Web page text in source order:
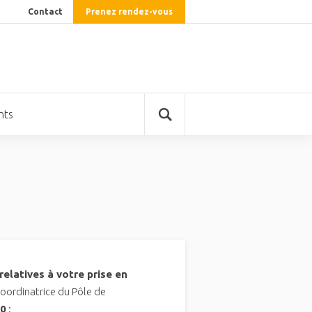
Contact Prenez rendez-vous
à votre prise en
du Pôle de
: